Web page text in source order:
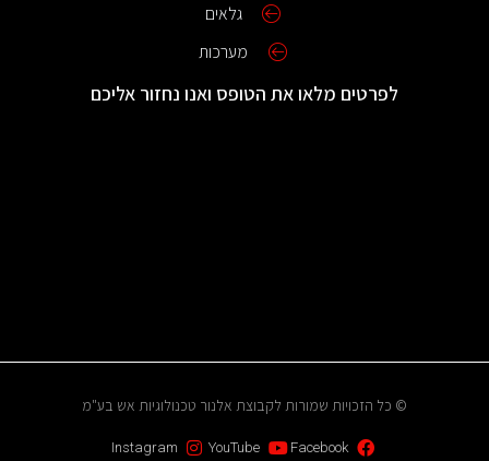
גלאים
מערכות
לפרטים מלאו את הטופס ואנו נחזור אליכם
© כל הזכויות שמורות לקבוצת אלנור טכנולוגיות אש בע"מ
Facebook
YouTube
Instagram